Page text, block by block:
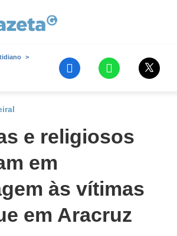
e religiosos
em
às vítimas
em Aracruz